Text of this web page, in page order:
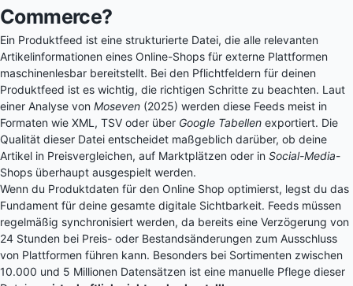
Commerce?
Ein Produktfeed ist eine strukturierte Datei, die alle relevanten
Artikelinformationen eines Online-Shops für externe Plattformen
maschinenlesbar bereitstellt. Bei den Pflichtfeldern für deinen
Produktfeed ist es wichtig, die richtigen Schritte zu beachten. Laut
einer Analyse von Moseven (2025) werden diese Feeds meist in
Formaten wie XML, TSV oder über Google Tabellen exportiert. Die
Qualität dieser Datei entscheidet maßgeblich darüber, ob deine
Artikel in Preisvergleichen, auf Marktplätzen oder in Social-Media-
Shops überhaupt ausgespielt werden.
Wenn du Produktdaten für den Online Shop optimierst, legst du das
Fundament für deine gesamte digitale Sichtbarkeit. Feeds müssen
regelmäßig synchronisiert werden, da bereits eine Verzögerung von
24 Stunden bei Preis- oder Bestandsänderungen zum Ausschluss
von Plattformen führen kann. Besonders bei Sortimenten zwischen
10.000 und 5 Millionen Datensätzen ist eine manuelle Pflege dieser